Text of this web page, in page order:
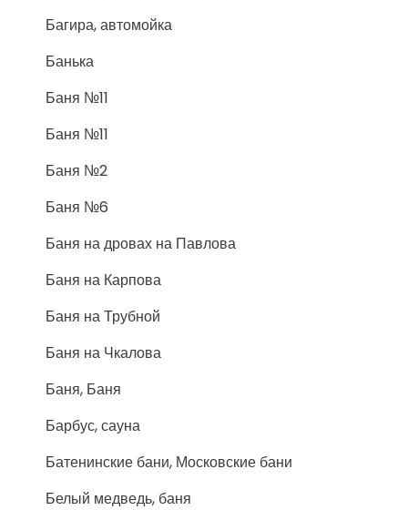
Багира, автомойка
Банька
Баня №11
Баня №11
Баня №2
Баня №6
Баня на дровах на Павлова
Баня на Карпова
Баня на Трубной
Баня на Чкалова
Баня, Баня
Барбус, сауна
Батенинские бани, Московские бани
Белый медведь, баня